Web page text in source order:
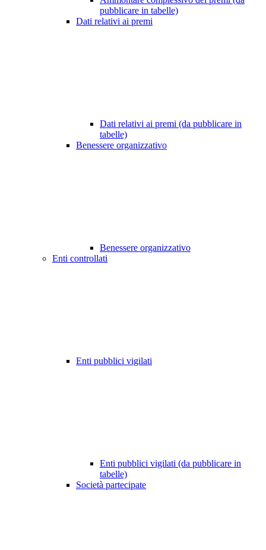
pubblicare in tabelle)
Dati relativi ai premi
Dati relativi ai premi (da pubblicare in
tabelle)
Benessere organizzativo
Benessere organizzativo
Enti controllati
Enti pubblici vigilati
Enti pubblici vigilati (da pubblicare in
tabelle)
Società partecipate